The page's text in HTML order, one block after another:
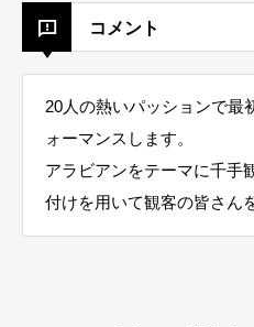
コメント
20人の熱いパッションで最
ォーマンスします。
アラビアンをテーマに千手
付けを用いて観客の皆さん